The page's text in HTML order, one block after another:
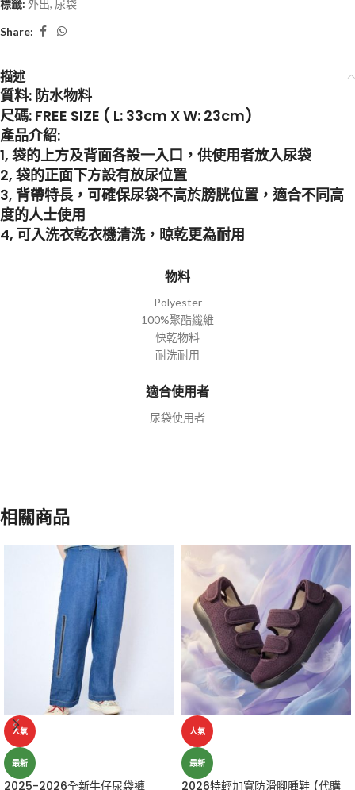
標籤: 外出, 尿袋
Share:
描述
質料: 防水物料
尺碼: FREE SIZE ( L: 33cm X W: 23cm)
產品介紹:
1, 袋的上方及背面各設一入口，供使用者放入尿袋
2, 袋的正面下方設有放尿位置
3, 背帶特長，可確保尿袋不高於膀胱位置，適合不同高
度的人士使用
4, 可入洗衣乾衣機清洗，晾乾更為耐用
物料
Polyester
100%聚酯纖維
快乾物料
耐洗耐用
適合使用者
尿袋使用者
相關商品
人氣
最新
2025-2026全新牛仔尿袋褲
人氣
最新
2026特輕加寬防滑腳腫鞋 (代購